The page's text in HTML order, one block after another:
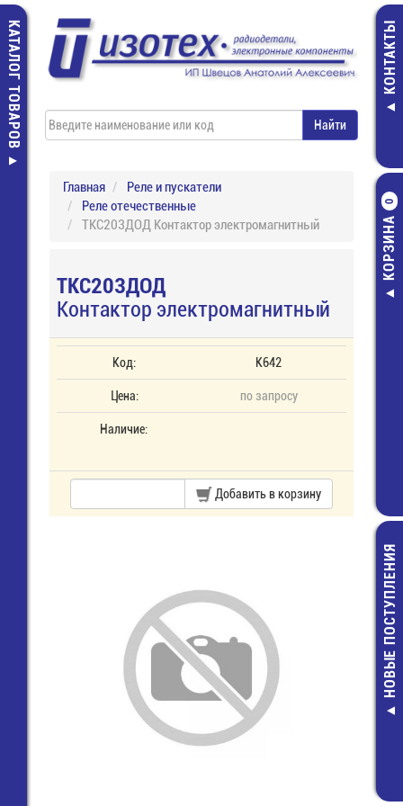
КАТАЛОГ ТОВАРОВ КОНТАКТЫ
КОРЗИНА
0
1N5400
8,00 руб.
НОВЫЕ ПОСТУПЛЕНИЯ
Главная
Реле и пускатели
Реле отечественные
ТКС203ДОД Контактор электромагнитный
ТКС203ДОД
Контактор электромагнитный
Код: К642
Цена: по запросу
Наличие:
Добавить в корзину